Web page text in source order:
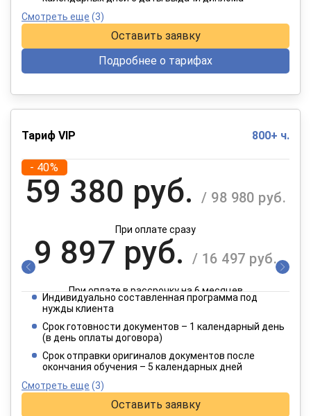
Смотреть еще (3)
Оставить заявку
Подробнее о тарифах
Тариф VIP 800+ ч.
- 40%
59 380 руб. / 98 980 руб.
При оплате сразу
9 897 руб. / 16 497 руб.
При оплате в рассрочку на 6 месяцев
4 949 руб. / 8 249 руб.
При оплате в рассрочку на 12 месяцев
Индивидуально составленная программа под
нужды клиента
Срок готовности документов – 1 календарный день
(в день оплаты договора)
Срок отправки оригиналов документов после
окончания обучения – 5 календарных дней
Смотреть еще (3)
Оставить заявку